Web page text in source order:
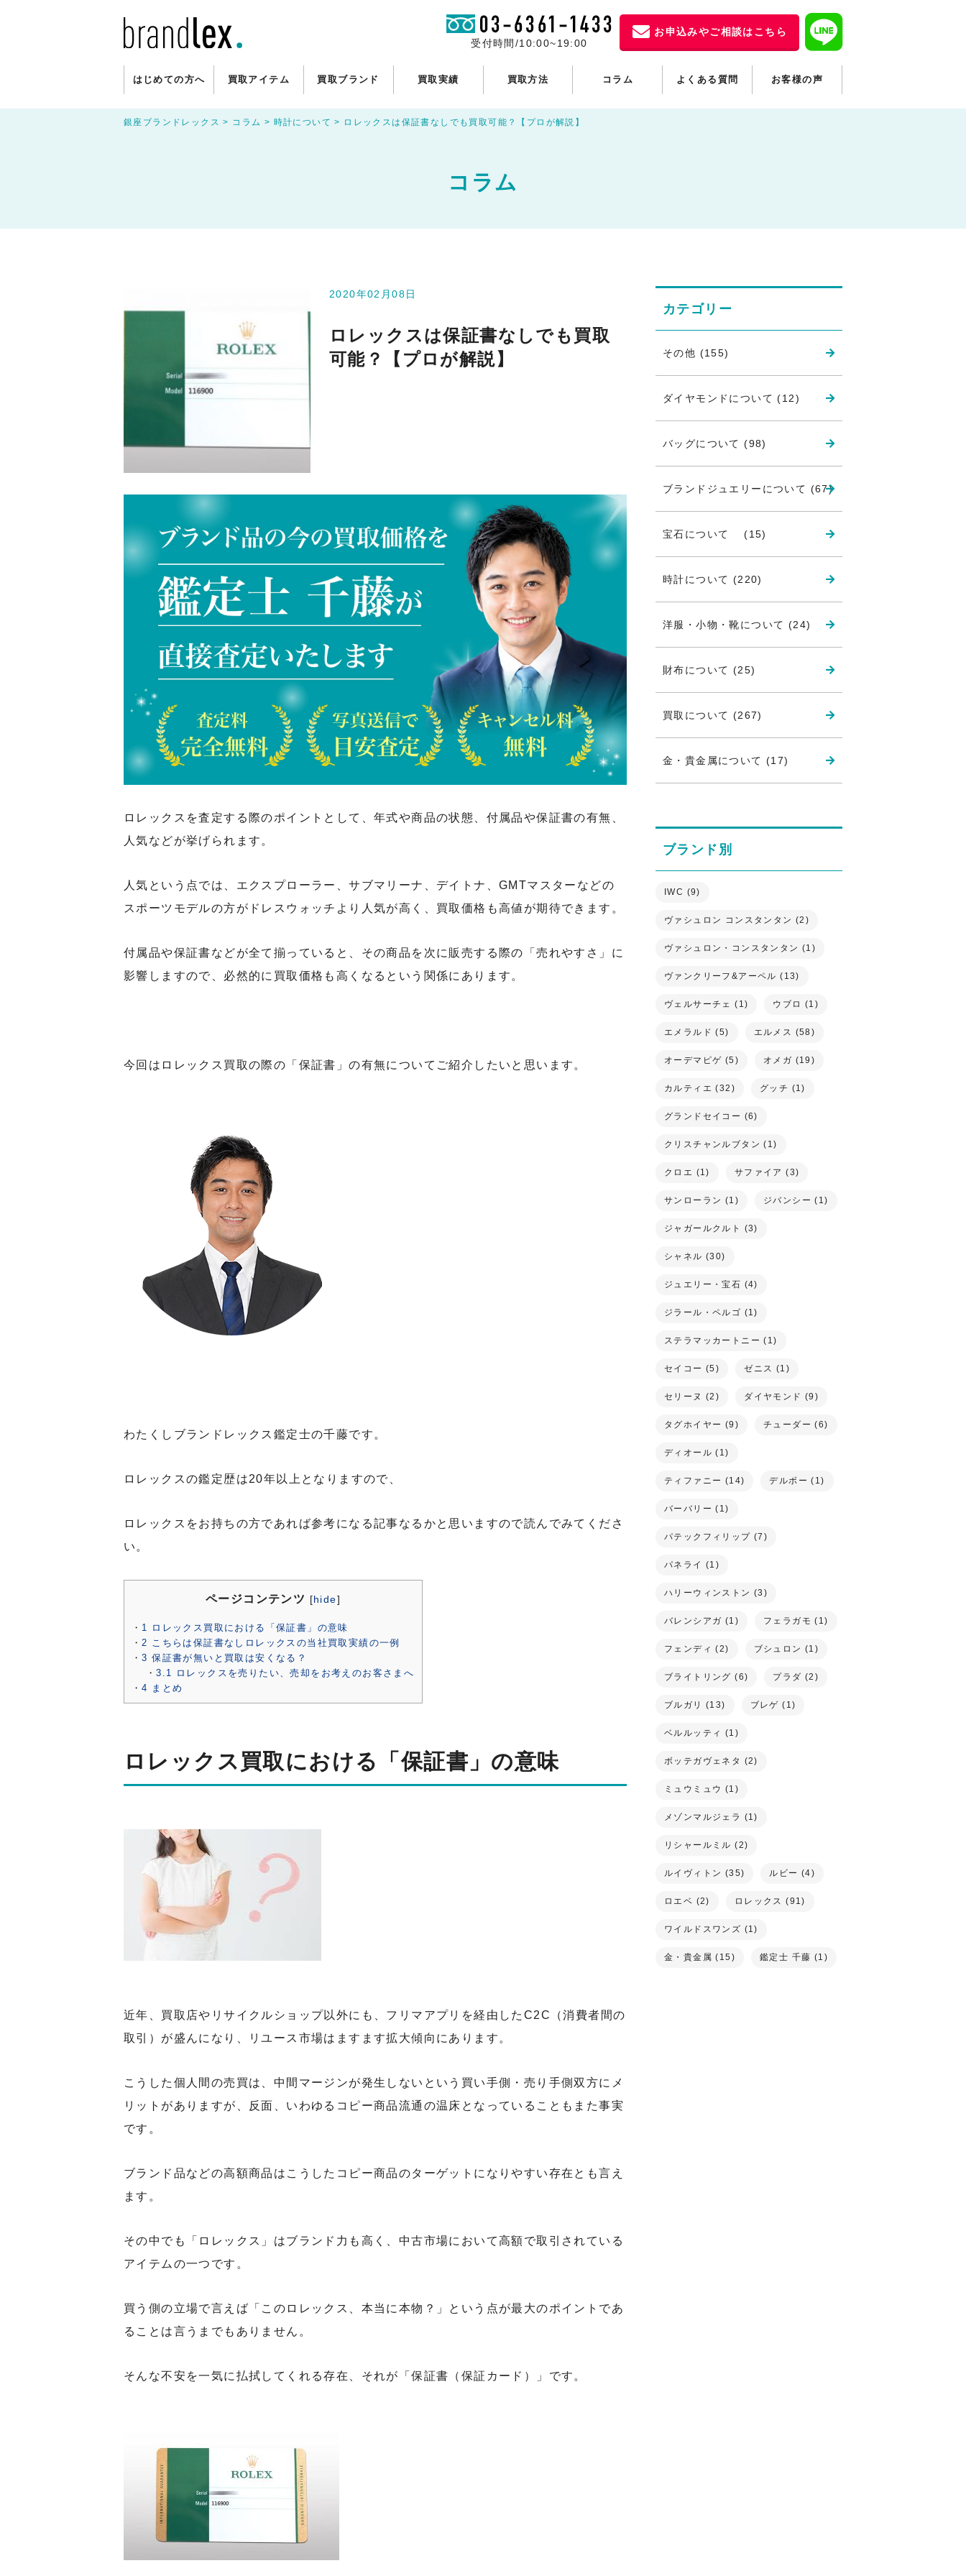
受付時間/10:00~19:00
お申込みやご相談はこちら
はじめての方へ 買取アイテム 買取ブランド 買取実績 買取方法 コラム よくある質問 お客様の声
銀座ブランドレックス > コラム > 時計について > ロレックスは保証書なしでも買取可能？【プロが解説】
コラム
2020年02月08日
ロレックスは保証書なしでも買取
可能？【プロが解説】
ロレックスを査定する際のポイントとして、年式や商品の状態、付属品や保証書の有無、
人気などが挙げられます。
人気という点では、エクスプローラー、サブマリーナ、デイトナ、GMTマスターなどの
スポーツモデルの方がドレスウォッチより人気が高く、買取価格も高値が期待できます。
付属品や保証書などが全て揃っていると、その商品を次に販売する際の「売れやすさ」に
影響しますので、必然的に買取価格も高くなるという関係にあります。
今回はロレックス買取の際の「保証書」の有無についてご紹介したいと思います。
わたくしブランドレックス鑑定士の千藤です。
ロレックスの鑑定歴は20年以上となりますので、
ロレックスをお持ちの方であれば参考になる記事なるかと思いますので読んでみてくださ
い。
ページコンテンツ [hide]
1 ロレックス買取における「保証書」の意味
2 こちらは保証書なしロレックスの当社買取実績の一例
3 保証書が無いと買取は安くなる？
3.1 ロレックスを売りたい、売却をお考えのお客さまへ
4 まとめ
ロレックス買取における「保証書」の意味
近年、買取店やリサイクルショップ以外にも、フリマアプリを経由したC2C（消費者間の
取引）が盛んになり、リユース市場はますます拡大傾向にあります。
こうした個人間の売買は、中間マージンが発生しないという買い手側・売り手側双方にメ
リットがありますが、反面、いわゆるコピー商品流通の温床となっていることもまた事実
です。
ブランド品などの高額商品はこうしたコピー商品のターゲットになりやすい存在とも言え
ます。
その中でも「ロレックス」はブランド力も高く、中古市場において高額で取引されている
アイテムの一つです。
買う側の立場で言えば「このロレックス、本当に本物？」という点が最大のポイントであ
ることは言うまでもありません。
そんな不安を一気に払拭してくれる存在、それが「保証書（保証カード）」です。
カテゴリー
その他 (155)
ダイヤモンドについて (12)
バッグについて (98)
ブランドジュエリーについて (67)
宝石について (15)
時計について (220)
洋服・小物・靴について (24)
財布について (25)
買取について (267)
金・貴金属について (17)
ブランド別
IWC (9)
ヴァシュロン コンスタンタン (2)
ヴァシュロン・コンスタンタン (1)
ヴァンクリーフ&アーペル (13)
ヴェルサーチェ (1) ウブロ (1)
エメラルド (5) エルメス (58)
オーデマピゲ (5) オメガ (19)
カルティエ (32) グッチ (1)
グランドセイコー (6)
クリスチャンルブタン (1)
クロエ (1) サファイア (3)
サンローラン (1) ジバンシー (1)
ジャガールクルト (3)
シャネル (30)
ジュエリー・宝石 (4)
ジラール・ペルゴ (1)
ステラマッカートニー (1)
セイコー (5) ゼニス (1)
セリーヌ (2) ダイヤモンド (9)
タグホイヤー (9) チューダー (6)
ディオール (1)
ティファニー (14) デルボー (1)
バーバリー (1)
パテックフィリップ (7)
パネライ (1)
ハリーウィンストン (3)
バレンシアガ (1) フェラガモ (1)
フェンディ (2) ブシュロン (1)
ブライトリング (6) プラダ (2)
ブルガリ (13) ブレゲ (1)
ベルルッティ (1)
ボッテガヴェネタ (2)
ミュウミュウ (1)
メゾンマルジェラ (1)
リシャールミル (2)
ルイヴィトン (35) ルビー (4)
ロエベ (2) ロレックス (91)
ワイルドスワンズ (1)
金・貴金属 (15) 鑑定士 千藤 (1)